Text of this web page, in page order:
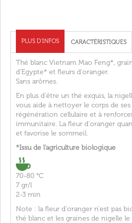
PLUS D'INFOS CARACTÉRISTIQUES
Thé blanc Vietnam Mao Feng*,
d'Egypte* et fleurs d'oranger.
Sans arômes.
En plus d'être un thé exquis, la
vous aide à nettoyer le corps de
régénération cellulaire et à
immunitaire. La fleur d'oranger
et favorise le sommeil.
*Issu de l'agriculture biologique
70-80 °C
7 gr/l
2-3 min
Note : la fleur d'oranger n'est pas
thé blanc et les graines de nigelle le